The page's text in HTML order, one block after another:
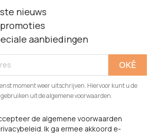
nieuws
aanbiedingen
moment weer uitschrijven. Hiervoor kunt u de
uit de algemene voorwaarden.
de algemene voorwaarden
Ik ga ermee akkoord e-